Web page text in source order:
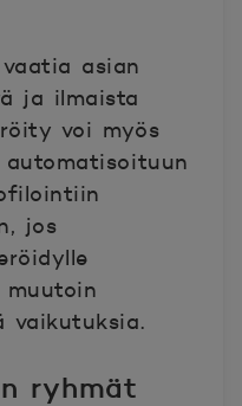
asian
ja ilmaista
voi myös
jos
vaikutuksia.
ryhmät